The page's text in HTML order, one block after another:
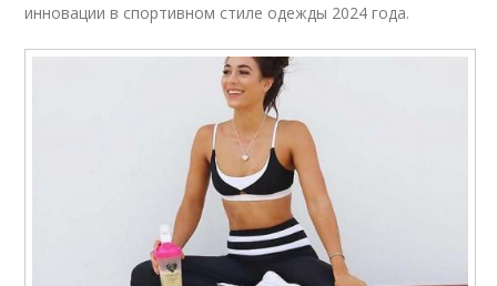
инновации в спортивном стиле одежды 2024 года.